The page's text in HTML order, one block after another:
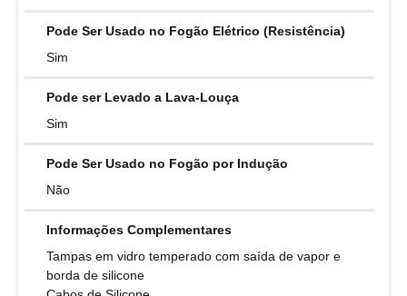
Pode Ser Usado no Fogão Elétrico (Resistência)
Sim
Pode ser Levado a Lava-Louça
Sim
Pode Ser Usado no Fogão por Indução
Não
Informações Complementares
Tampas em vidro temperado com saída de vapor e
borda de silicone